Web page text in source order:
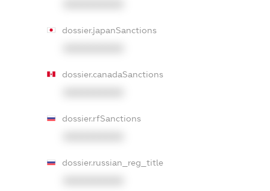
dossier.japanSanctions
dossier.canadaSanctions
dossier.rfSanctions
dossier.russian_reg_title